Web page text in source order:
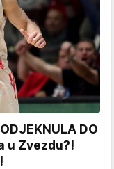
DO
u Zvezdu?!